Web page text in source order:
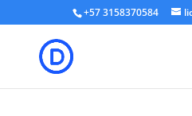
+57 3158370584